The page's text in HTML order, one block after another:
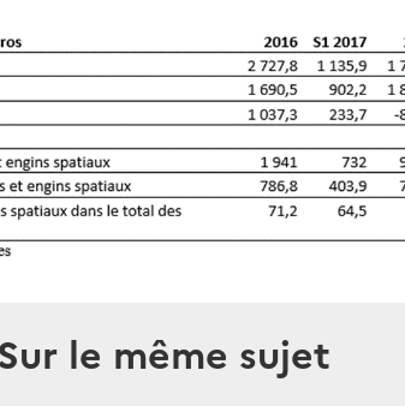
le même sujet